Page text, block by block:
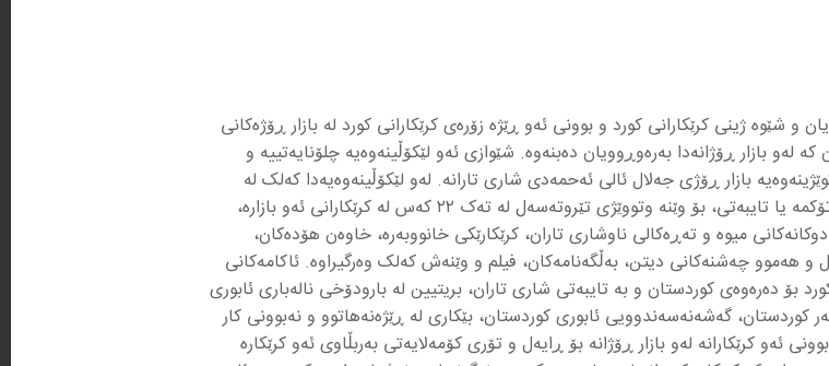
و شێوە ژینی کرێکارانی کورد و بوونی ئەو ڕێژە زۆرەی کرێکارانی کورد لە بازار ڕۆژەکانی
لەو بازار ڕۆژانەدا بەرەوڕوویان دەبنەوە. شێوازی ئەو لێکۆڵینەوەیە چلۆنایەتییە و
بازار ڕۆژی جەلال ئالی ئەحمەدی شاری تارانە. لەو لێکۆڵینەوەیەدا کەلک لە
هەموو ئامرازەکانی توێژینەوەی چلۆنایەتی و بە تایبەت شێوازی تۆکمە یا تایبەتی، بۆ وێنە وتووێژی تێروتەسەل لە تەک ٢٢ کەس لە کرێکارانی ئەو بازارە،
دوکانەکانی میوە و تەڕەکالی ناوشاری تاران، کرێکارێکی خانووبەرە، خاوەن هۆدەکان،
و هەموو چەشنەکانی دیتن، بەڵگەنامەکان، فیلم و وێنەش کەلک وەرگیراوە. ئاکامەکانی
بۆ دەرەوەی کوردستان و بە تایبەتی شاری تاران، بریتیین لە بارودۆخی نالەباری ئابوری
کوردستان، گەشەنەسەندوویی ئابوری کوردستان، بێکاری لە ڕێژەنەهاتوو و نەبوونی کار
کرێکارانە لەو بازار ڕۆژانە بۆ ڕایەل و تۆری کۆمەلایەتی بەربڵاوی ئەو کرێکارە